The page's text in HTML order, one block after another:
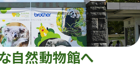
動物園 植物園
再生プラン
東山動植物園
への支援
環境教育
自然動物館へ